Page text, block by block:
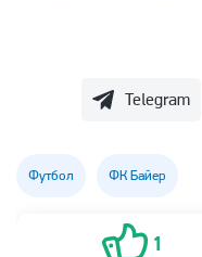
Telegram
Футбол ФК Байер
1